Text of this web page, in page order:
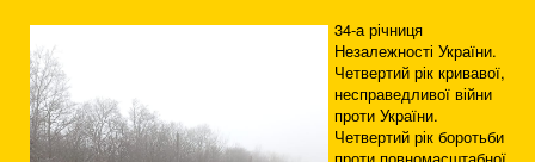
34-а річниця
Незалежності України.
Четвертий рік кривавої,
несправедливої війни
проти України.
Четвертий рік боротьби